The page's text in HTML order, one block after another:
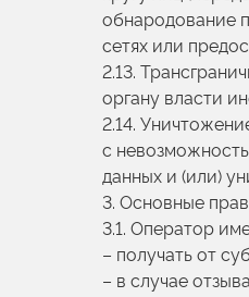
обнародование
сетях или
2.13.
органу власти
2.14.
с
данных и (или)
3. Основные
3.1. Оператор
– получать от
– в случае